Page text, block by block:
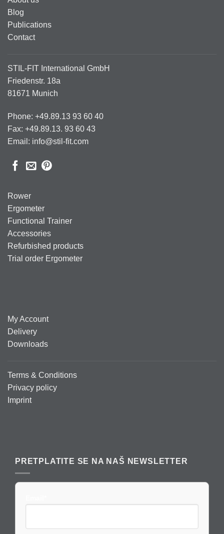
Blog
Publications
Contact
STIL-FIT International GmbH
Friedenstr. 18a
81671 Munich
Phone: +49.89.13 93 60 40
Fax: +49.89.13. 93 60 43
Email: info@stil-fit.com
Rower
Ergometer
Functional Trainer
Accessories
Refurbished products
Trial order Ergometer
My Account
Delivery
Downloads
Terms & Conditions
Privacy policy
Imprint
PRETPLATITE SE NA NAŠ NEWSLETTER